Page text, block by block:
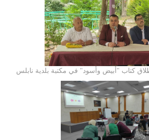
كتاب "أبيض وأسود" في مكتبة بلدية نابلس